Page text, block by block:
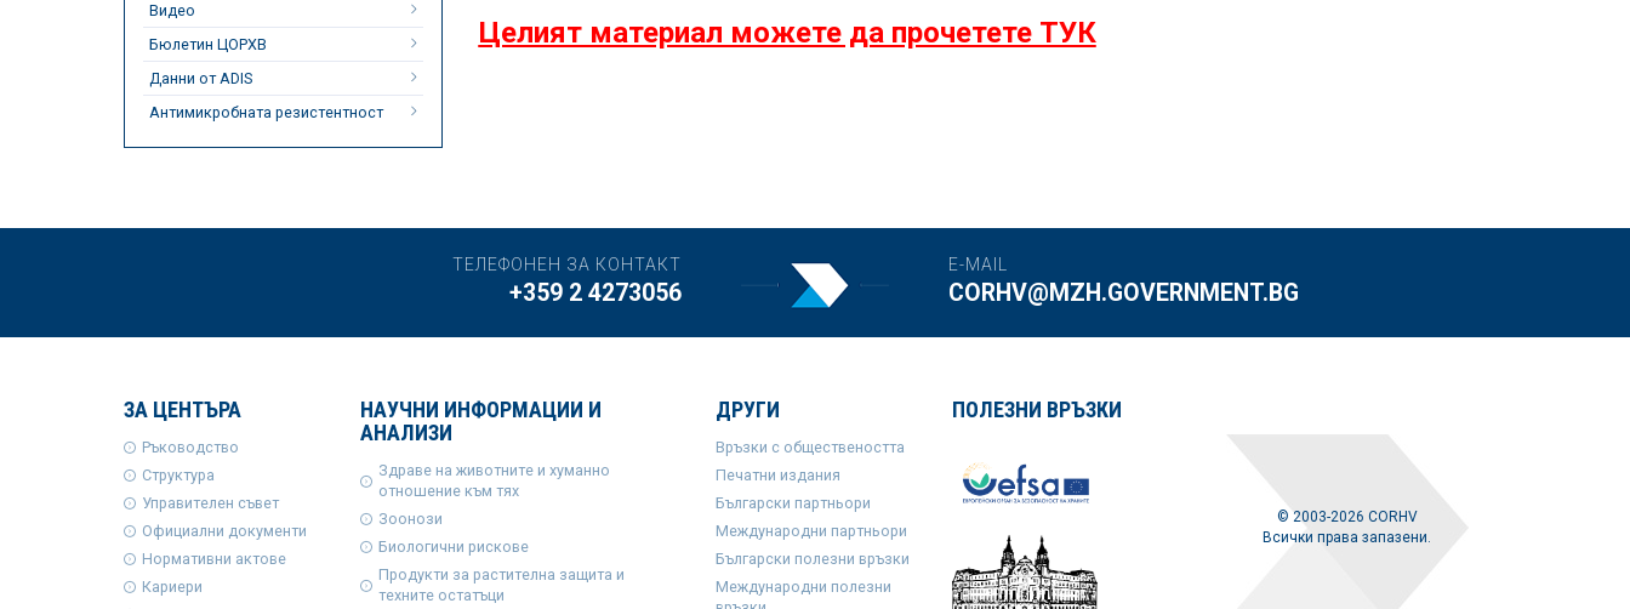
Видео
Бюлетин ЦОРХВ
Данни от ADIS
Антимикробната резистентност
Целият материал можете да прочетете ТУК
ТЕЛЕФОНЕН ЗА КОНТАКТ
+359 2 4273056
E-MAIL
CORHV@MZH.GOVERNMENT.BG
ЗА ЦЕНТЪРА
Ръководство
Структура
Управителен съвет
Официални документи
Нормативни актове
Кариери
НАУЧНИ ИНФОРМАЦИИ И
АНАЛИЗИ
Здраве на животните и хуманно
отношение към тях
Зоонози
Биологични рискове
Продукти за растителна защита и
техните остатъци
ДРУГИ
Връзки с обществеността
Печатни издания
Български партньори
Международни партньори
Български полезни връзки
Международни полезни
ПОЛЕЗНИ ВРЪЗКИ
© 2003-2026 CORHV
Всички права запазени.